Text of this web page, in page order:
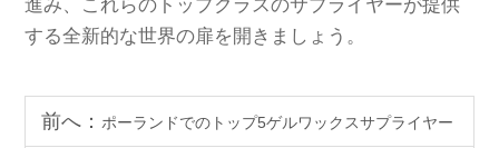
進み、これらのトップクラスのサプライヤーが提供
する全新的な世界の扉を開きましょう。
前へ： ポーランドでのトップ5ゲルワックスサプライヤー